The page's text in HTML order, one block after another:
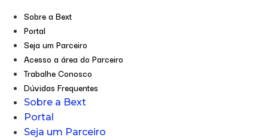
Sobre a Bext
Portal
Seja um Parceiro
Acesso a área do Parceiro
Trabalhe Conosco
Dúvidas Frequentes
Sobre a Bext
Portal
Seja um Parceiro